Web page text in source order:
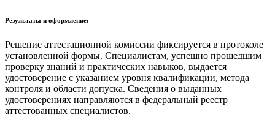
Результаты и оформление:
Решение аттестационной комиссии фиксируется в протоколе
установленной формы. Специалистам, успешно прошедшим
проверку знаний и практических навыков, выдается
удостоверение с указанием уровня квалификации, метода
контроля и области допуска. Сведения о выданных
удостоверениях направляются в федеральный реестр
аттестованных специалистов.